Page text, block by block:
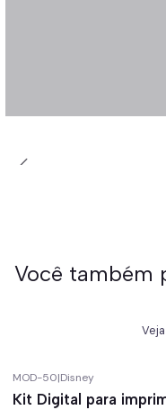
Você também
MOD-50|Disney
Kit Digital para